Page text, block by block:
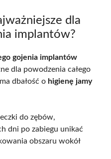
dla
implantów?
gojenia implantów
dla powodzenia całego
dbałość o higienę jamy
do zębów,
dni po zabiegu unikać
obszaru wokół